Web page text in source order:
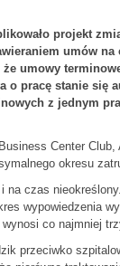
projekt
umów
umowy
pracę stanie się
z jednym
Center
okresu
czas
wypowiedzenia
co najmniej
przeciwko